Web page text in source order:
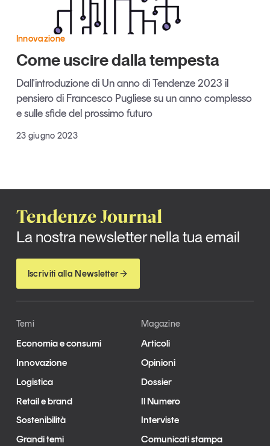
Comunicati stampa
Podcast
Tutti gli appuntamenti
Chi siamo
Tendenze Journal
Iscriviti
Un anno di
Innovazione
Come uscire dalla tempesta
Dall'introduzione di Un anno di Tendenze 2023 il
pensiero di Francesco Pugliese su un anno complesso
e sulle sfide del prossimo futuro
23 giugno 2023
Tendenze Journal
La nostra newsletter nella tua email
Iscriviti alla Newsletter
Temi
Economia e consumi
Innovazione
Logistica
Retail e brand
Sostenibilità
Grandi temi
Magazine
Articoli
Opinioni
Dossier
Il Numero
Interviste
Comunicati stampa